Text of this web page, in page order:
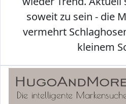
soweit zu sein - die
vermehrt
kleinem